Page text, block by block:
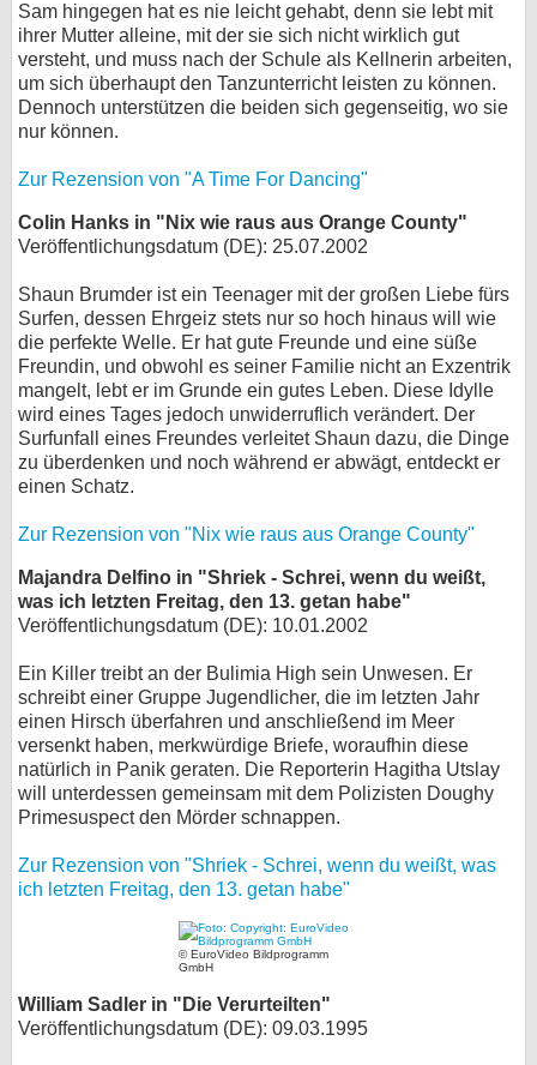
Sam hingegen hat es nie leicht gehabt, denn sie lebt mit
ihrer Mutter alleine, mit der sie sich nicht wirklich gut
versteht, und muss nach der Schule als Kellnerin arbeiten,
um sich überhaupt den Tanzunterricht leisten zu können.
Dennoch unterstützen die beiden sich gegenseitig, wo sie
nur können.
Zur Rezension von "A Time For Dancing"
Colin Hanks in "Nix wie raus aus Orange County"
Veröffentlichungsdatum (DE): 25.07.2002
Shaun Brumder ist ein Teenager mit der großen Liebe fürs
Surfen, dessen Ehrgeiz stets nur so hoch hinaus will wie
die perfekte Welle. Er hat gute Freunde und eine süße
Freundin, und obwohl es seiner Familie nicht an Exzentrik
mangelt, lebt er im Grunde ein gutes Leben. Diese Idylle
wird eines Tages jedoch unwiderruflich verändert. Der
Surfunfall eines Freundes verleitet Shaun dazu, die Dinge
zu überdenken und noch während er abwägt, entdeckt er
einen Schatz.
Zur Rezension von "Nix wie raus aus Orange County"
Majandra Delfino in "Shriek - Schrei, wenn du weißt,
was ich letzten Freitag, den 13. getan habe"
Veröffentlichungsdatum (DE): 10.01.2002
Ein Killer treibt an der Bulimia High sein Unwesen. Er
schreibt einer Gruppe Jugendlicher, die im letzten Jahr
einen Hirsch überfahren und anschließend im Meer
versenkt haben, merkwürdige Briefe, woraufhin diese
natürlich in Panik geraten. Die Reporterin Hagitha Utslay
will unterdessen gemeinsam mit dem Polizisten Doughy
Primesuspect den Mörder schnappen.
Zur Rezension von "Shriek - Schrei, wenn du weißt, was
ich letzten Freitag, den 13. getan habe"
© EuroVideo Bildprogramm
GmbH
William Sadler in "Die Verurteilten"
Veröffentlichungsdatum (DE): 09.03.1995